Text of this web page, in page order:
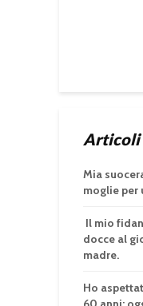
Articoli
Mia
moglie per
Il mio
docce al
madre.
Ho